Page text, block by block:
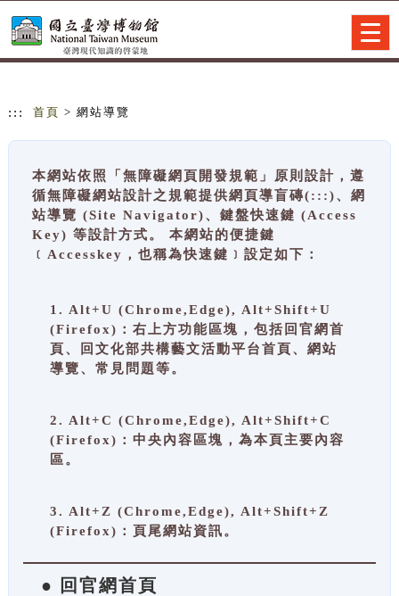
::: 首頁 > 網站導覽
本網站依照「無障礙網頁開發規範」原則設計，遵
循無障礙網站設計之規範提供網頁導盲磚(:::)、網
站導覽 (Site Navigator)、鍵盤快速鍵 (Access
Key) 等設計方式。 本網站的便捷鍵
﹝Accesskey，也稱為快速鍵﹞設定如下：
1. Alt+U (Chrome,Edge), Alt+Shift+U
(Firefox)：右上方功能區塊，包括回官網首
頁、回文化部共構藝文活動平台首頁、網站
導覽、常見問題等。
2. Alt+C (Chrome,Edge), Alt+Shift+C
(Firefox)：中央內容區塊，為本頁主要內容
區。
3. Alt+Z (Chrome,Edge), Alt+Shift+Z
(Firefox)：頁尾網站資訊。
● 回官網首頁